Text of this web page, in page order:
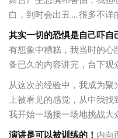
白，到时会出丑…..很多不详
其实一切的恐惧是自己吓自
有想象中糟糕，我当时的
备已久的内容讲完，台下观
从这次的经验中，我成为
上被看见的感觉，从中我找
我开始一场接一场地挑战大
演讲是可以被训练的！ 内向